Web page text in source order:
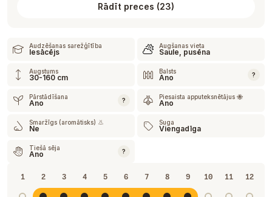
Rādīt preces (23)
Audzēšanas sarežģītība
Iesācējs
Augšanas vieta
Saule, pusēna
Augstums
30-160 cm
Balsts
Ano ?
Pārstādīšana
Ano ? Piesaista apputeksnētājus 🐝
Ano
Smaržīgs (aromātisks) 👃
Ne
Suga
Viengadīga
Tiešā sēja
Ano ?
1 2 3 4 5 6 7 8 9 10 11 12